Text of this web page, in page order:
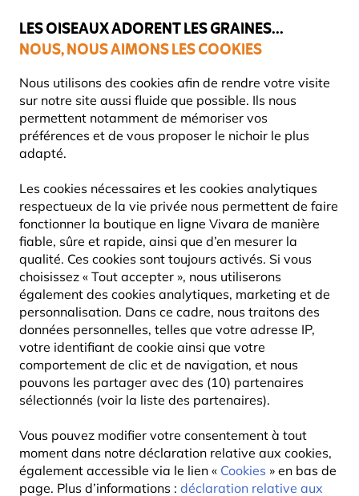
LES OISEAUX ADORENT LES GRAINES...
NOUS, NOUS AIMONS LES COOKIES
Nous utilisons des cookies afin de rendre votre visite
sur notre site aussi fluide que possible. Ils nous
permettent notamment de mémoriser vos
préférences et de vous proposer le nichoir le plus
adapté.
Les cookies nécessaires et les cookies analytiques
respectueux de la vie privée nous permettent de faire
fonctionner la boutique en ligne Vivara de manière
fiable, sûre et rapide, ainsi que d’en mesurer la
qualité. Ces cookies sont toujours activés. Si vous
choisissez « Tout accepter », nous utiliserons
également des cookies analytiques, marketing et de
personnalisation. Dans ce cadre, nous traitons des
données personnelles, telles que votre adresse IP,
votre identifiant de cookie ainsi que votre
comportement de clic et de navigation, et nous
pouvons les partager avec des (10) partenaires
sélectionnés (voir la liste des partenaires).
Vous pouvez modifier votre consentement à tout
moment dans notre déclaration relative aux cookies,
également accessible via le lien « Cookies » en bas de
page. Plus d’informations : déclaration relative aux
catégories.
Très bien noté dans 11 pays
Livraison express gratuite dès 59 €
Mangeoires Pour Oiseaux Mangeoires et Silos pour
10% DE RÉDUCTION